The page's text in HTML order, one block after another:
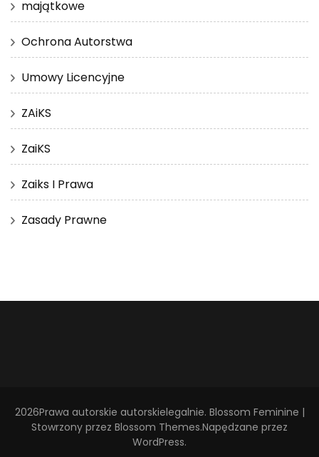
majątkowe
Ochrona Autorstwa
Umowy Licencyjne
ZAiKS
ZaiKS
Zaiks I Prawa
Zasady Prawne
2026Prawa autorskie autorskielegalnie. Blossom Feminine |
Stowrzony przez Blossom Themes.Napędzane przez
WordPress.